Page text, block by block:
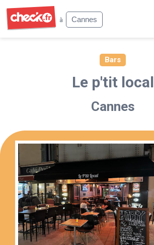
à
Cannes
Bars
Le p'tit local
Cannes